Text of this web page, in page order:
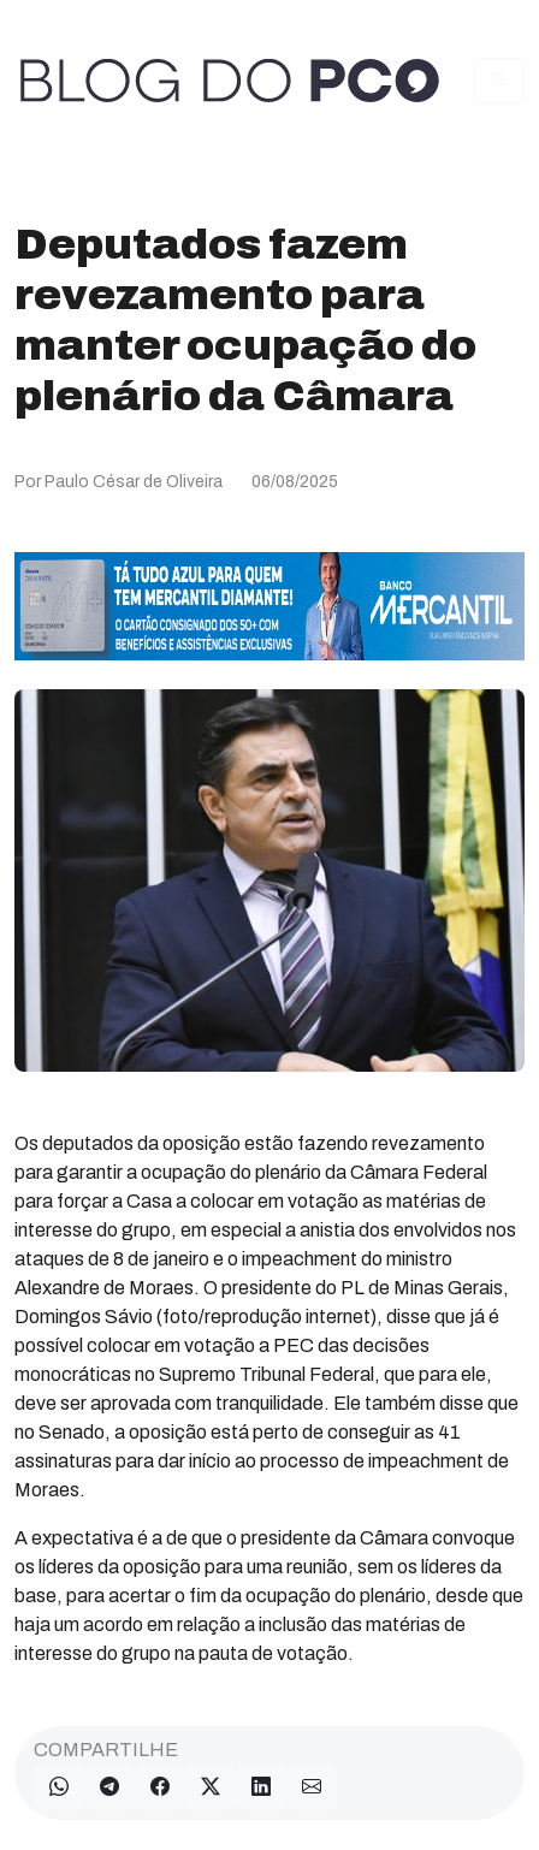
Deputados fazem
revezamento para
manter ocupação do
plenário da Câmara
Por Paulo César de Oliveira 06/08/2025
Os deputados da oposição estão fazendo revezamento
para garantir a ocupação do plenário da Câmara Federal
para forçar a Casa a colocar em votação as matérias de
interesse do grupo, em especial a anistia dos envolvidos nos
ataques de 8 de janeiro e o impeachment do ministro
Alexandre de Moraes. O presidente do PL de Minas Gerais,
Domingos Sávio (foto/reprodução internet), disse que já é
possível colocar em votação a PEC das decisões
monocráticas no Supremo Tribunal Federal, que para ele,
deve ser aprovada com tranquilidade. Ele também disse que
no Senado, a oposição está perto de conseguir as 41
assinaturas para dar início ao processo de impeachment de
Moraes.
A expectativa é a de que o presidente da Câmara convoque
os líderes da oposição para uma reunião, sem os líderes da
base, para acertar o fim da ocupação do plenário, desde que
haja um acordo em relação a inclusão das matérias de
interesse do grupo na pauta de votação.
COMPARTILHE